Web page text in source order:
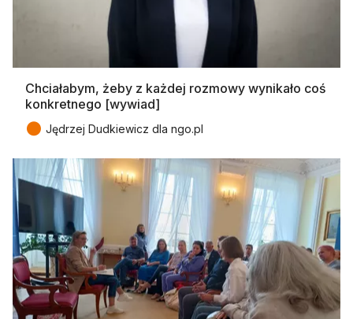
Chciałabym, żeby z każdej rozmowy wynikało coś
konkretnego [wywiad]
● Jędrzej Dudkiewicz dla ngo.pl